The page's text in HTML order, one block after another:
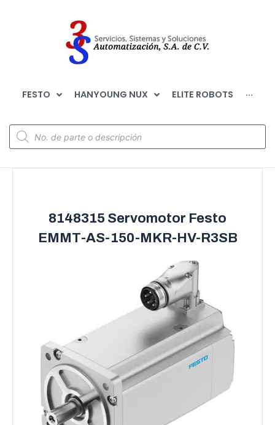
FESTO HANYOUNG NUX ELITE ROBOTS ···
8148315 Servomotor Festo
EMMT-AS-150-MKR-HV-R3SB